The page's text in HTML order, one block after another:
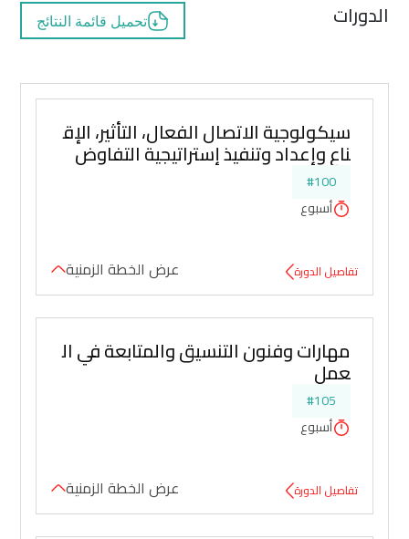
الدورات تحميل قائمة النتائج
سيكولوجية الاتصال الفعال، التأثير، الإق
ناع وإعداد وتنفيذ إستراتيجية التفاوض
#100
أسبوع
تفاصيل الدورة عرض الخطة الزمنية
مهارات وفنون التنسيق والمتابعة في ال
عمل
#105
أسبوع
تفاصيل الدورة عرض الخطة الزمنية